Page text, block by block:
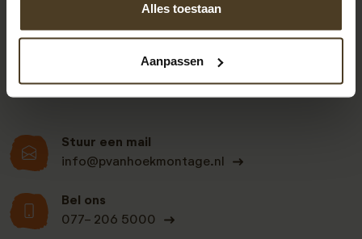
Alles toestaan
Aanpassen
Stuur een mail
info@pvanhoekmontage.nl
Bel ons
077- 206 5000
Klanten beoordelen